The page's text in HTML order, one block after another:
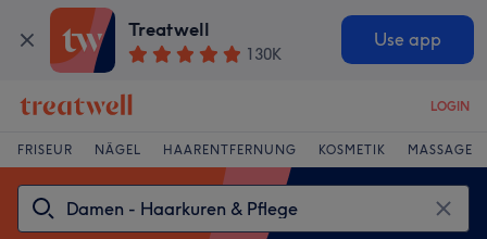
Treatwell
130K
Use app
LOGIN
FRISEUR NÄGEL HAARENTFERNUNG KOSMETIK MASSAGE